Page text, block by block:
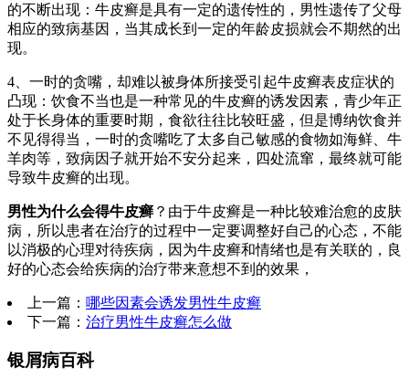
的不断出现：牛皮癣是具有一定的遗传性的，男性遗传了父母
相应的致病基因，当其成长到一定的年龄皮损就会不期然的出
现。
4、一时的贪嘴，却难以被身体所接受引起牛皮癣表皮症状的
凸现：饮食不当也是一种常见的牛皮癣的诱发因素，青少年正
处于长身体的重要时期，食欲往往比较旺盛，但是博纳饮食并
不见得得当，一时的贪嘴吃了太多自己敏感的食物如海鲜、牛
羊肉等，致病因子就开始不安分起来，四处流窜，最终就可能
导致牛皮癣的出现。
男性为什么会得牛皮癣 ？由于牛皮癣是一种比较难治愈的皮肤
病，所以患者在治疗的过程中一定要调整好自己的心态，不能
以消极的心理对待疾病，因为牛皮癣和情绪也是有关联的，良
好的心态会给疾病的治疗带来意想不到的效果，
上一篇： 哪些因素会诱发男性牛皮癣
下一篇： 治疗男性牛皮癣怎么做
银屑病百科